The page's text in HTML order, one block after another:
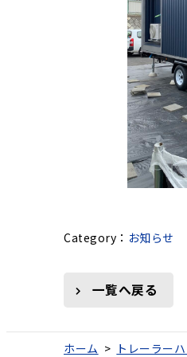
お知らせ
一覧へ戻る
ホーム > トレーラー